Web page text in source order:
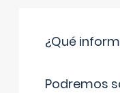
¿Qué
Podremos